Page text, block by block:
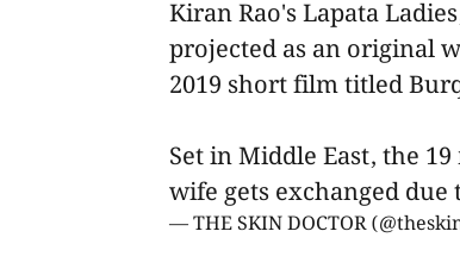
Kiran Rao's Lapata
projected as an original
2019 short film titled
Set in Middle East, the
wife gets exchanged
— THE SKIN DOCTOR